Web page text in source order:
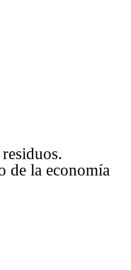
de la economía